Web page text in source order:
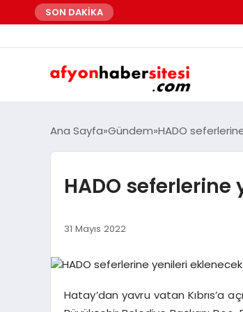
SON DAKİKA
Ana Sayfa Gündem HADO
HADO
31 Mayıs 2022
Hatay’dan yavru vatan Kıbrıs’a